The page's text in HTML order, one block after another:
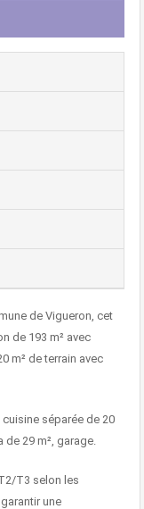
de Vigueron, cet
de 193 m² avec
m² de terrain avec
séparée de 20
de 29 m², garage.
T3 selon les
une